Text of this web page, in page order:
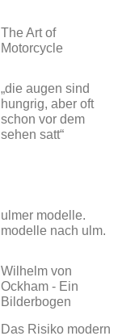
The Art of
Motorcycle
„die augen sind
hungrig, aber oft
schon vor dem
sehen satt“
ulmer modelle.
modelle nach ulm.
Wilhelm von
Ockham - Ein
Bilderbogen
Das Risiko modern